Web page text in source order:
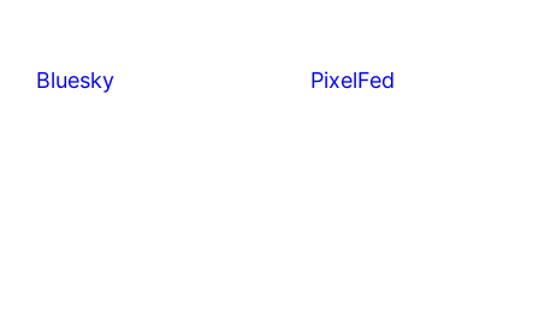
Bluesky PixelFed